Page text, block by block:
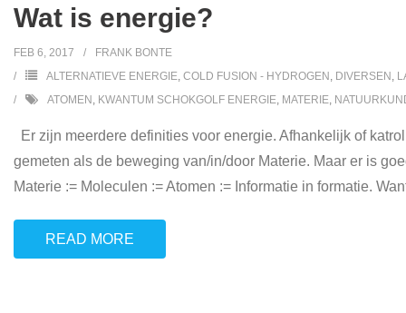
Wat is energie?
FEB 6, 2017
FRANK BONTE
ALTERNATIEVE ENERGIE, COLD FUSION - HYDROGEN , DIVERSEN ,
ATOMEN , KWANTUM SCHOKGOLF ENERGIE, MATERIE,
Er zijn meerdere definities voor energie. Afhankelijk of
gemeten als de beweging van/in/door Materie. Maar er is
Materie := Moleculen := Atomen := Informatie in formatie.
READ MORE